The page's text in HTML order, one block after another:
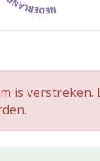
is verstreken.